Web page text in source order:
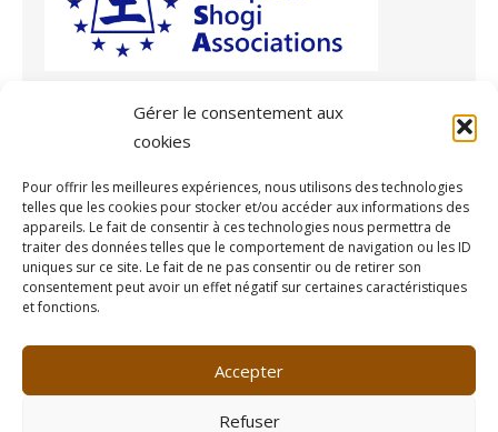
Gérer le consentement aux
cookies
Pour offrir les meilleures expériences, nous utilisons des technologies
telles que les cookies pour stocker et/ou accéder aux informations des
appareils. Le fait de consentir à ces technologies nous permettra de
traiter des données telles que le comportement de navigation ou les ID
uniques sur ce site. Le fait de ne pas consentir ou de retirer son
consentement peut avoir un effet négatif sur certaines caractéristiques
et fonctions.
Accepter
Refuser
Archives
© 2026 Fédération Française de Shogi/ Propulsé par WordPress
Thème par Design Lab